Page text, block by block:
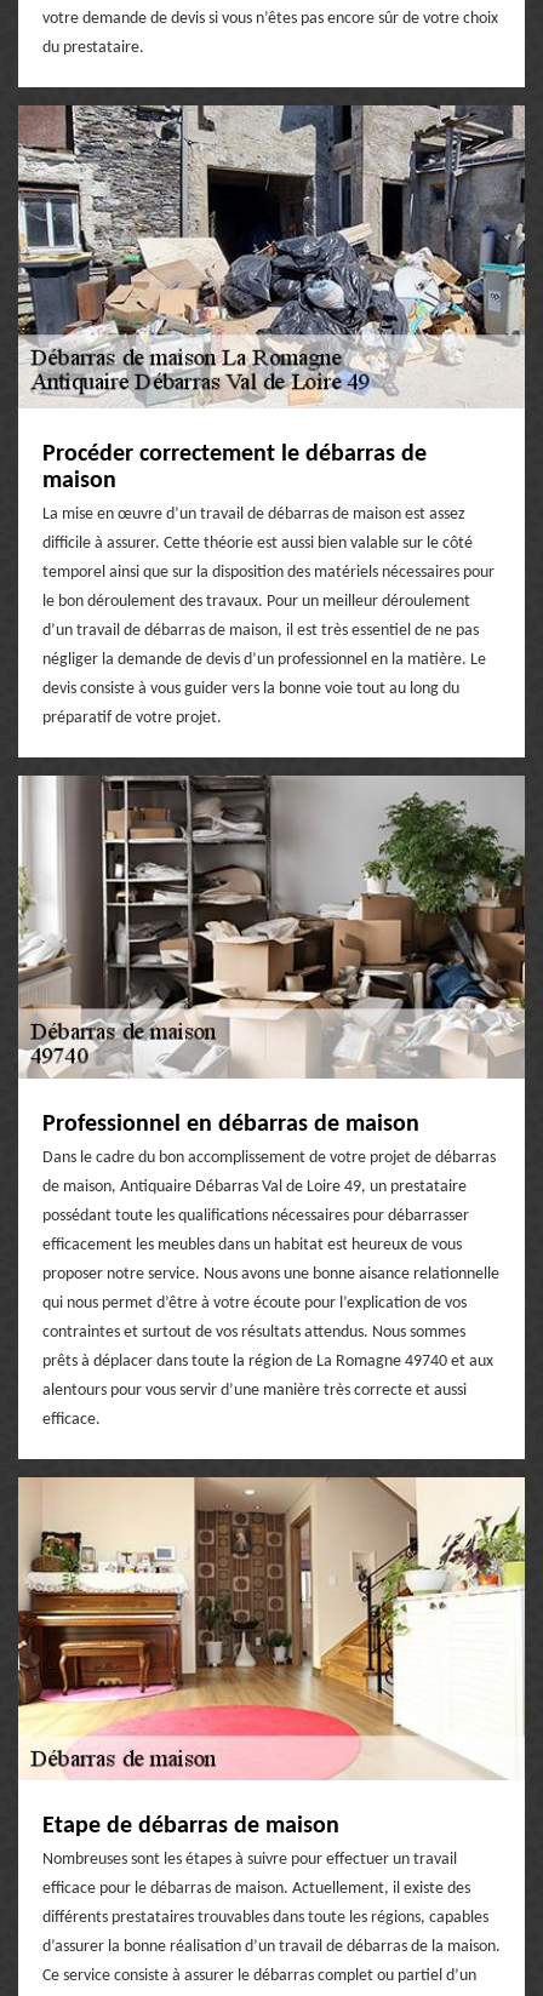
votre demande de devis si vous n’êtes pas encore sûr de votre choix
du prestataire.
Procéder correctement le débarras de
maison
La mise en œuvre d’un travail de débarras de maison est assez
difficile à assurer. Cette théorie est aussi bien valable sur le côté
temporel ainsi que sur la disposition des matériels nécessaires pour
le bon déroulement des travaux. Pour un meilleur déroulement
d’un travail de débarras de maison, il est très essentiel de ne pas
négliger la demande de devis d’un professionnel en la matière. Le
devis consiste à vous guider vers la bonne voie tout au long du
préparatif de votre projet.
Professionnel en débarras de maison
Dans le cadre du bon accomplissement de votre projet de débarras
de maison, Antiquaire Débarras Val de Loire 49, un prestataire
possédant toute les qualifications nécessaires pour débarrasser
efficacement les meubles dans un habitat est heureux de vous
proposer notre service. Nous avons une bonne aisance relationnelle
qui nous permet d’être à votre écoute pour l’explication de vos
contraintes et surtout de vos résultats attendus. Nous sommes
prêts à déplacer dans toute la région de La Romagne 49740 et aux
alentours pour vous servir d’une manière très correcte et aussi
efficace.
Etape de débarras de maison
Nombreuses sont les étapes à suivre pour effectuer un travail
efficace pour le débarras de maison. Actuellement, il existe des
différents prestataires trouvables dans toute les régions, capables
d’assurer la bonne réalisation d’un travail de débarras de la maison.
Ce service consiste à assurer le débarras complet ou partiel d’un